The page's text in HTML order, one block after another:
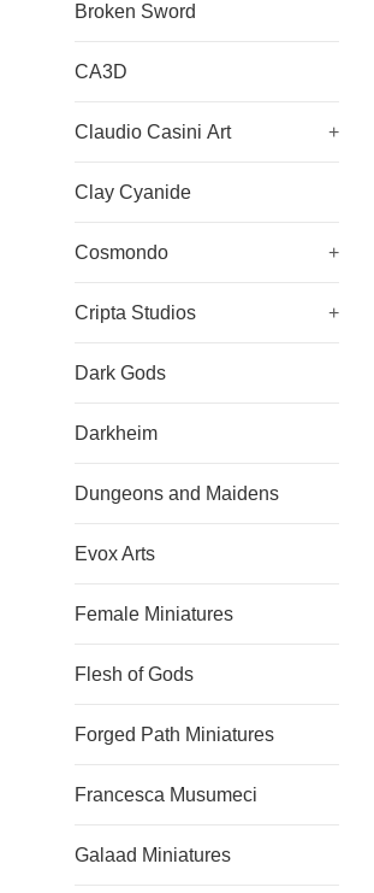
Broken Sword
CA3D
Claudio Casini Art +
Clay Cyanide
Cosmondo +
Cripta Studios +
Dark Gods
Darkheim
Dungeons and Maidens
Evox Arts
Female Miniatures
Flesh of Gods
Forged Path Miniatures
Francesca Musumeci
Galaad Miniatures